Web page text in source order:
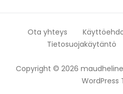
Copyright © 2026
WordPress
Ota yhteys
Tietosuojakäytäntö